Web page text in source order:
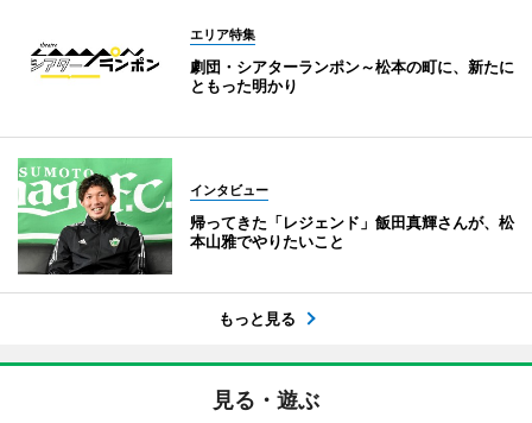
エリア特集
劇団・シアターランポン～松本の町に、新たに
ともった明かり
インタビュー
帰ってきた「レジェンド」飯田真輝さんが、松
本山雅でやりたいこと
もっと見る
見る・遊ぶ